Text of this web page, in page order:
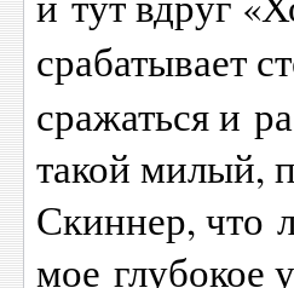
срабатывает
сражаться и
такой милый,
Скиннер, что
мое глубокое